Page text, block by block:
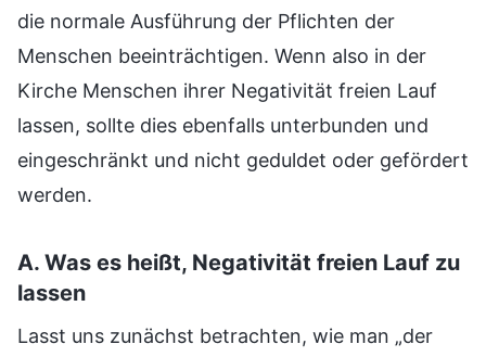
die normale Ausführung der Pflichten der
Menschen beeinträchtigen. Wenn also in der
Kirche Menschen ihrer Negativität freien Lauf
lassen, sollte dies ebenfalls unterbunden und
eingeschränkt und nicht geduldet oder gefördert
werden.
A. Was es heißt, Negativität freien Lauf zu
lassen
Lasst uns zunächst betrachten, wie man „der